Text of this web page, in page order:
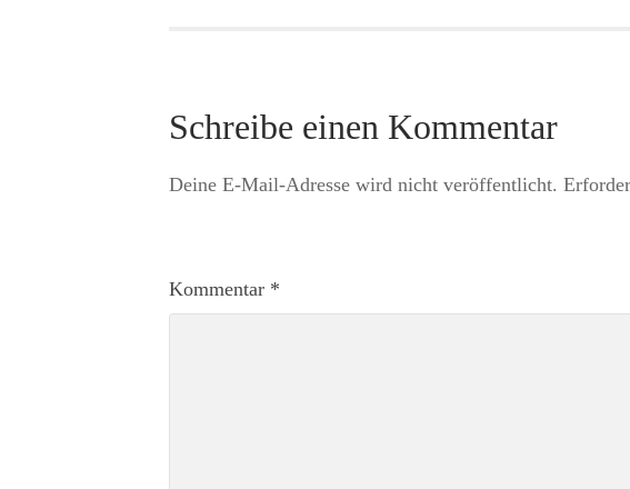
Schreibe einen Kommentar
Deine E-Mail-Adresse wird nicht veröffentlicht.
Kommentar *